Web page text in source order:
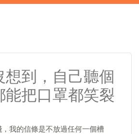
想到，自己聽個
能把口罩都笑裂
我的信條是不放過任何一個槽